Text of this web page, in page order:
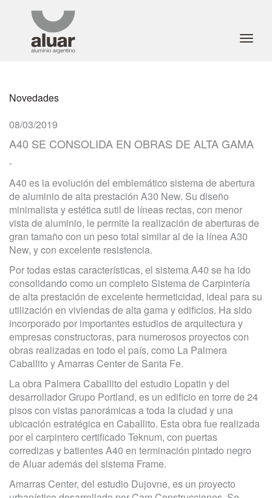
Novedades
08/03/2019
A40 SE CONSOLIDA EN OBRAS DE ALTA GAMA
-
A40 es la evolución del emblemático sistema de abertura
de aluminio de alta prestación A30 New. Su diseño
minimalista y estética sutil de líneas rectas, con menor
vista de aluminio, le permite la realización de aberturas de
gran tamaño con un peso total similar al de la línea A30
New, y con excelente resistencia.
Por todas estas características, el sistema A40 se ha ido
consolidando como un completo Sistema de Carpintería
de alta prestación de excelente hermeticidad, ideal para su
utilización en viviendas de alta gama y edificios. Ha sido
incorporado por importantes estudios de arquitectura y
empresas constructoras, para numerosos proyectos con
obras realizadas en todo el país, como La Palmera
Caballito y Amarras Center de Santa Fe.
La obra Palmera Caballito del estudio Lopatin y del
desarrollador Grupo Portland, es un edificio en torre de 24
pisos con vistas panorámicas a toda la ciudad y una
ubicación estratégica en Caballito. Esta obra fue realizada
por el carpintero certificado Teknum, con puertas
corredizas y batientes A40 en terminación pintado negro
de Aluar además del sistema Frame.
Amarras Center, del estudio Dujovne, es un proyecto